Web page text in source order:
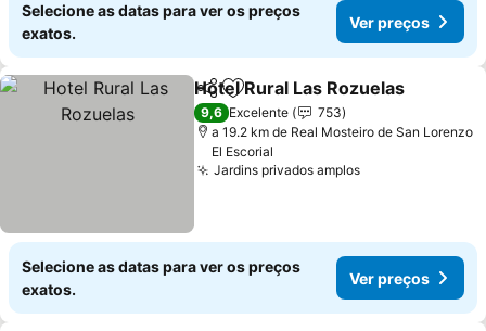
Selecione as datas para ver os preços
exatos.
Ver preços
PartilharAdicionar aos favoritos
Hotel Rural Las Rozuelas
9,6 Excelente
753
a 19.2 km de Real Mosteiro de San Lorenzo
El Escorial
Jardins privados amplosVer preços
Selecione as datas para ver os preços
exatos.
Ver preços